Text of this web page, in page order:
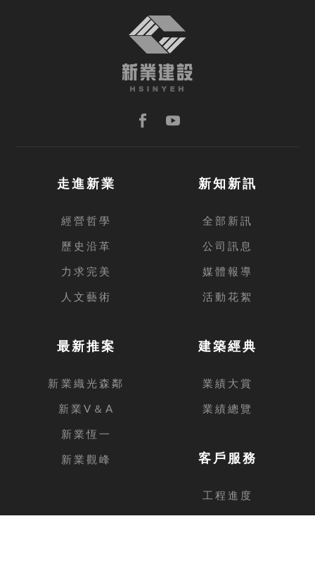
走進新業
經營哲學
歷史沿革
力求完美
人文藝術
新知新訊
全部新訊
公司訊息
媒體報導
活動花絮
最新推案
新業織光森鄰
新業V＆A
新業恆一
新業觀峰
建築經典
業績大賞
業績總覽
客戶服務
工程進度